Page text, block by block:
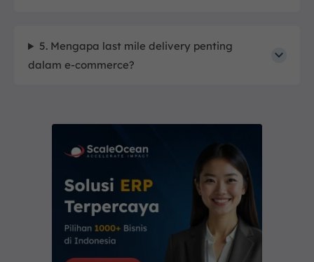
5. Mengapa last mile delivery penting
dalam e-commerce?